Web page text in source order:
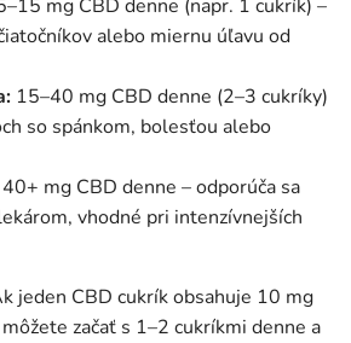
mg CBD denne (napr. 1 cukrík) –
alebo miernu úľavu od
15–40 mg CBD denne (2–3 cukríky)
so spánkom, bolesťou alebo
40+ mg CBD denne – odporúča sa
vhodné pri intenzívnejších
jeden CBD cukrík obsahuje 10 mg
začať s 1–2 cukríkmi denne a